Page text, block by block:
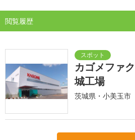
閲覧履歴
カゴメファ
城工場
茨城県・小美玉市